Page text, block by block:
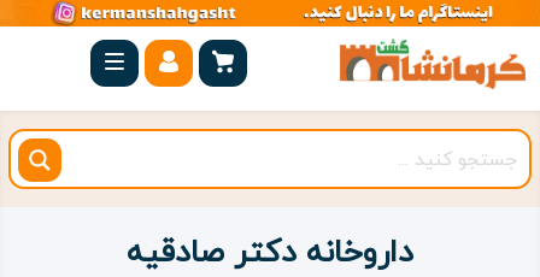
صفحه
اصلی
کرمانشاه
شهرستان
داروخانه دکتر صادقیه